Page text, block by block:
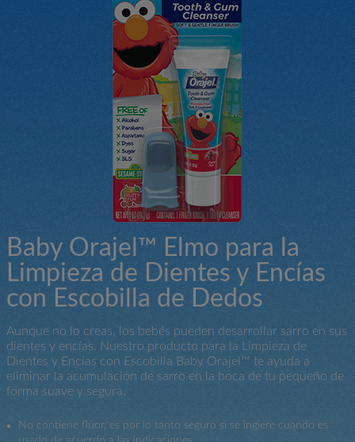
Baby Orajel™ Elmo para la
Limpieza de Dientes y Encías
con Escobilla de Dedos
Aunque no lo creas, los bebés pueden desarrollar sarro en sus
dientes y encías. Nuestro producto para la Limpieza de
Dientes y Encías con Escobilla Baby Orajel™ te ayuda a
eliminar la acumulación de sarro en la boca de tu pequeño de
forma suave y segura.
No contiene flúor, es por lo tanto seguro si se ingiere cuando es